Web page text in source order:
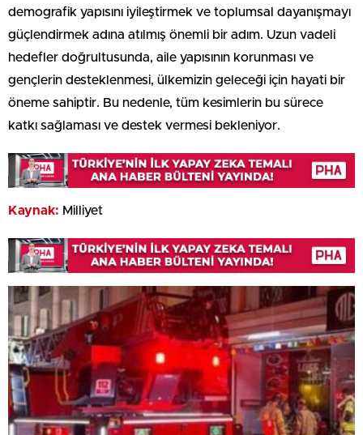
demografik yapısını iyileştirmek ve toplumsal dayanışmayı
güçlendirmek adına atılmış önemli bir adım. Uzun vadeli
hedefler doğrultusunda, aile yapısının korunması ve
gençlerin desteklenmesi, ülkemizin geleceği için hayati bir
öneme sahiptir. Bu nedenle, tüm kesimlerin bu sürece
katkı sağlaması ve destek vermesi bekleniyor.
Kaynak: Milliyet